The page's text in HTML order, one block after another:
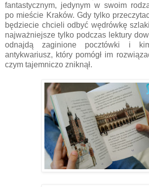
fantastycznym, jedynym w swoim
po mieście Kraków. Gdy tylko
będziecie chcieli odbyć wędrówkę
najważniejsze tylko podczas lektury
odnajdą zaginione pocztówki i
antykwariusz, który pomógł im
czym tajemniczo zniknął.